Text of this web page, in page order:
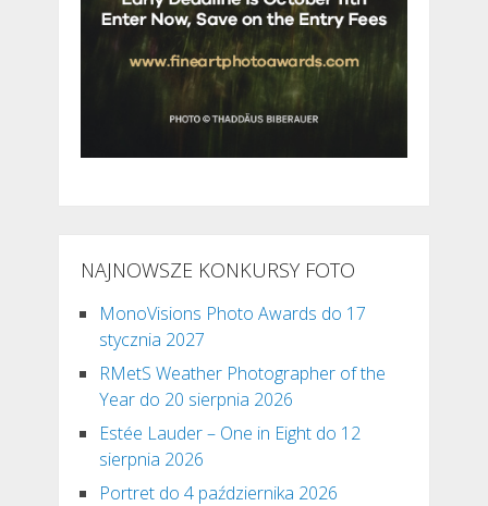
NAJNOWSZE KONKURSY FOTO
MonoVisions Photo Awards do 17
stycznia 2027
RMetS Weather Photographer of the
Year do 20 sierpnia 2026
Estée Lauder – One in Eight do 12
sierpnia 2026
Portret do 4 października 2026